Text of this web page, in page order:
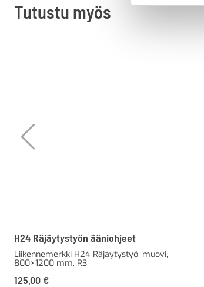
Tutustu myös
H24 Räjäytystyön ääniohjeet
Liikennemerkki H24 Räjäytystyö, muovi,
800×1200 mm, R3
125,00 €